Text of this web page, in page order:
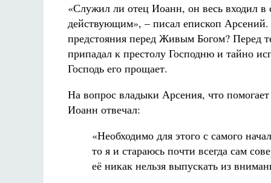
«Служил ли отец Иоанн, он весь входил
действующим», – писал епископ
предстояния перед Живым Богом? Перед
припадал к престолу Господню и тайно
Господь его прощает.
На вопрос владыки Арсения, что
Иоанн отвечал:
«Необходимо для этого с самого
то я и стараюсь почти всегда сам
её никак нельзя выпускать из